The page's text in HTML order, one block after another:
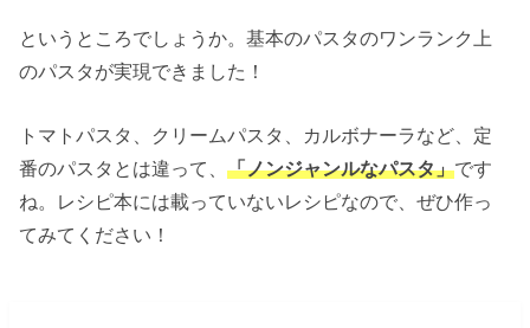
というところでしょうか。基本のパスタのワンランク上
のパスタが実現できました！
トマトパスタ、クリームパスタ、カルボナーラなど、定
番のパスタとは違って、「ノンジャンルなパスタ」です
ね。レシピ本には載っていないレシピなので、ぜひ作っ
てみてください！